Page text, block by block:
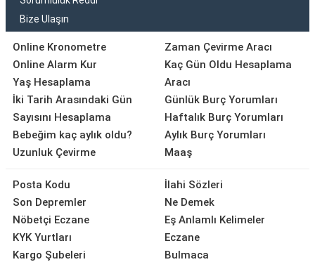
Bize Ulaşın
Online Kronometre
Online Alarm Kur
Yaş Hesaplama
İki Tarih Arasındaki Gün
Sayısını Hesaplama
Bebeğim kaç aylık oldu?
Uzunluk Çevirme
Zaman Çevirme Aracı
Kaç Gün Oldu Hesaplama
Aracı
Günlük Burç Yorumları
Haftalık Burç Yorumları
Aylık Burç Yorumları
Maaş
Posta Kodu
Son Depremler
Nöbetçi Eczane
KYK Yurtları
Kargo Şubeleri
İlahi Sözleri
Ne Demek
Eş Anlamlı Kelimeler
Eczane
Bulmaca